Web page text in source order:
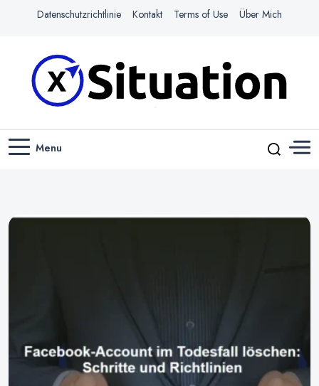
Datenschutzrichtlinie Kontakt Terms of Use Über Mich
X-SITUATION
Menu